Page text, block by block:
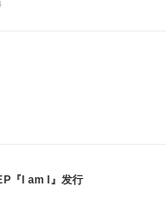
『I am I』发行